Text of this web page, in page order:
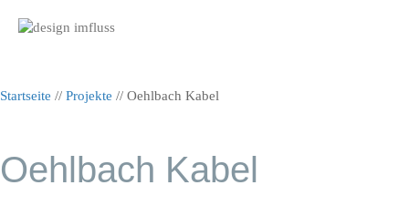
Startseite // Projekte // Oehlbach Kabel
Oehlbach Kabel